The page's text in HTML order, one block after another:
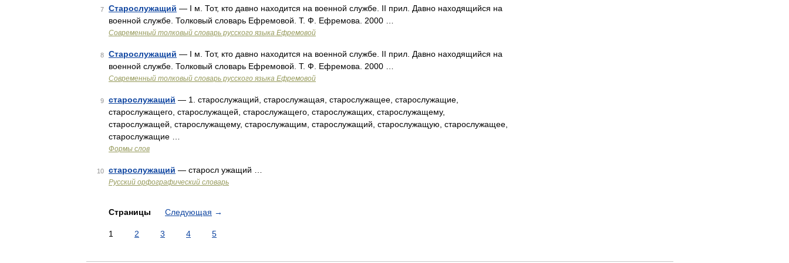
7 Старослужащий — I м. Тот, кто давно находится на военной службе. II прил. Давно находящийся на
военной службе. Толковый словарь Ефремовой. Т. Ф. Ефремова. 2000 …
Современный толковый словарь русского языка Ефремовой
8 Старослужащий — I м. Тот, кто давно находится на военной службе. II прил. Давно находящийся на
военной службе. Толковый словарь Ефремовой. Т. Ф. Ефремова. 2000 …
Современный толковый словарь русского языка Ефремовой
9 старослужащий — 1. старослужащий, старослужащая, старослужащее, старослужащие,
старослужащего, старослужащей, старослужащего, старослужащих, старослужащему,
старослужащей, старослужащему, старослужащим, старослужащий, старослужащую, старослужащее,
старослужащие …
Формы слов
10 старослужащий — старосл ужащий …
Русский орфографический словарь
Страницы Следующая →
1 2 3 4 5